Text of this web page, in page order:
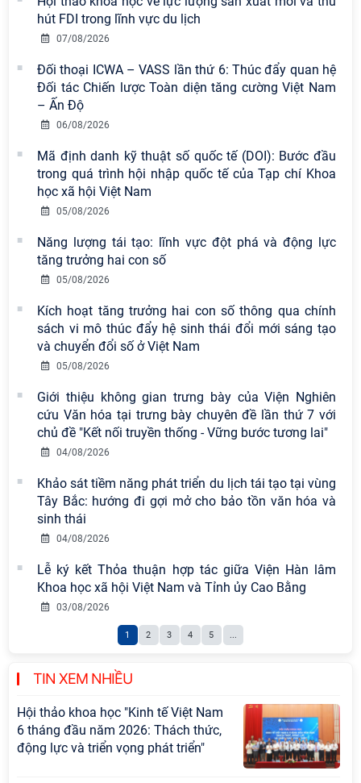
hút FDI trong lĩnh vực du lịch
07/08/2026
Đối thoại ICWA – VASS lần thứ 6: Thúc đẩy quan hệ
Đối tác Chiến lược Toàn diện tăng cường Việt Nam
– Ấn Độ
06/08/2026
Mã định danh kỹ thuật số quốc tế (DOI): Bước đầu
trong quá trình hội nhập quốc tế của Tạp chí Khoa
học xã hội Việt Nam
05/08/2026
Năng lượng tái tạo: lĩnh vực đột phá và động lực
tăng trưởng hai con số
05/08/2026
Kích hoạt tăng trưởng hai con số thông qua chính
sách vi mô thúc đẩy hệ sinh thái đổi mới sáng tạo
và chuyển đổi số ở Việt Nam
05/08/2026
Giới thiệu không gian trưng bày của Viện Nghiên
cứu Văn hóa tại trưng bày chuyên đề lần thứ 7 với
chủ đề "Kết nối truyền thống - Vững bước tương lai"
04/08/2026
Khảo sát tiềm năng phát triển du lịch tái tạo tại vùng
Tây Bắc: hướng đi gợi mở cho bảo tồn văn hóa và
sinh thái
04/08/2026
Lễ ký kết Thỏa thuận hợp tác giữa Viện Hàn lâm
Khoa học xã hội Việt Nam và Tỉnh ủy Cao Bằng
03/08/2026
1 2 3 4 5 ...
TIN XEM NHIỀU
Viện Hàn lâm Khoa học xã hội Việt
khích tại Cuộc thi chính luận bảo vệ
nền tảng tư tưởng của Đảng năm
2026
Viện Hàn lâm Khoa học xã hội Việt
Nam công bố các quyết định về
công tác cán bộ
Chi bộ Viện Sử học tổ chức Tọa đàm
chuyên đề: Đẩy mạnh học tập, thực
hành tư tưởng, đạo đức, phương
pháp, phong cách Hồ Chí Minh trong
Hội thảo khoa học quốc tế “Không
gian phát triển Việt Nam trong kỷ
nguyên mới: Định hướng chiến lược
vào thứ ba, ngày 28/7/2026
Hội nghị Lãnh đạo Viện Hàn lâm
Khoa học xã hội Việt Nam làm việc
với Ban Chủ nhiệm các Chương trình
cấp Bộ
Hội thảo khoa học "Kinh tế Việt Nam
6 tháng đầu năm 2026: Thách thức,
động lực và triển vọng phát triển"